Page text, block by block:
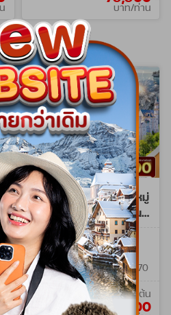
บาท/ท่าน
นออก
ทัวร์ยุโรปตะวันออก พักหมู่
บ้านฮัลสตัทท์ 10วัน 7คืน
(LH+OS)
WLH0210NY
10วัน 7คืน
25 ธ.ค. 69 - 03 ม.ค. 70
เริ่มต้น
129,900